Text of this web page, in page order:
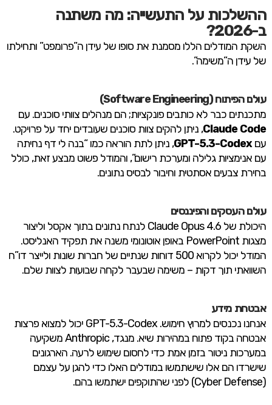
ההשלכות על התעשייה: מה משתנה
ב-2026?
השקת המודלים הללו מסמנת את סופו של עידן ה”פרומפט” ותחילתו
של עידן ה”משימה”.
עולם הפיתוח (Software Engineering)
מתכנתים כבר לא כותבים פונקציות; הם מנהלים צוותי סוכנים. עם
Claude Code, ניתן להקים צוות סוכנים שעובדים יחד על פרויקט.
עםGPT-5.3-Codex, ניתן לתת הוראה כמו “בנה לי דף נחיתה
עם אנימציות גלילה ומערכת רישום”, והמודל פשוט מבצע זאת, כולל
בחירת צבעים אסתטית וחיבור לבסיס נתונים.
עולם העסקים והפיננסים
היכולת של Claude Opus 4.6 לנתח נתונים בתוך אקסל וליצור
מצגות PowerPoint באופן אוטונומי משנה את תפקיד האנליסט.
המודל יכול לקרוא 500 דוחות שנתיים של חברות שונות ולייצר דו”ח
השוואתי תוך דקות – משימה שבעבר לקחה שבועות לצוות שלם.
אבטחת מידע
אנחנו נכנסים למרוץ חימוש. GPT-5.3-Codex יכול למצוא פרצות
אבטחה בקוד פתוח במהירות שיא. מנגד, Anthropic משקיעה
במערכות ניטור בזמן אמת כדי לחסום שימוש לרעה. הארגונים
שישרדו הם אלו שישתמשו במודלים האלו כדי להגן על עצמם
(Cyber Defense) לפני שהתוקפים ישתמשו בהם.